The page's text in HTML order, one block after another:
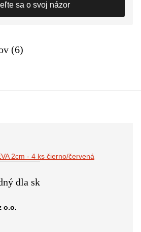
sa o svoj názor
(6)
2cm - 4 ks čierno/červená
dla sk
o.o.